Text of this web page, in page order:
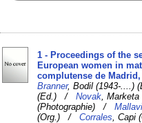
1 - Proceedings of the
European women in
complutense de Madrid,
Branner, Bodil (1943-
(Ed.) /Novak , Marketa
(Photographie) /
(Org.) /Corrales , Capi